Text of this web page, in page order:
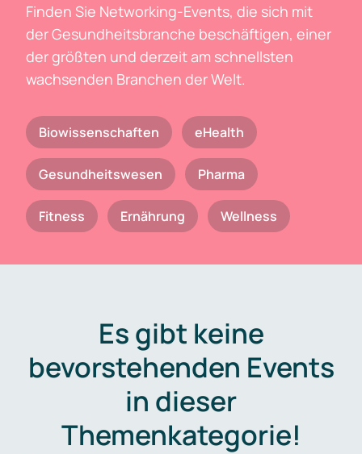
Finden Sie Networking-Events, die sich mit
der Gesundheitsbranche beschäftigen, einer
der größten und derzeit am schnellsten
wachsenden Branchen der Welt.
Biowissenschaften eHealth
Gesundheitswesen Pharma
Fitness Ernährung Wellness
Es gibt keine
bevorstehenden Events
in dieser
Themenkategorie!